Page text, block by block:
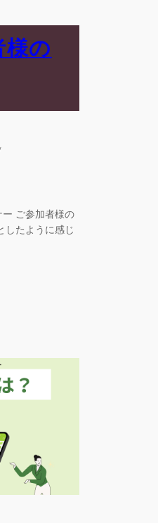
の
ご参加者様の
したように感じ